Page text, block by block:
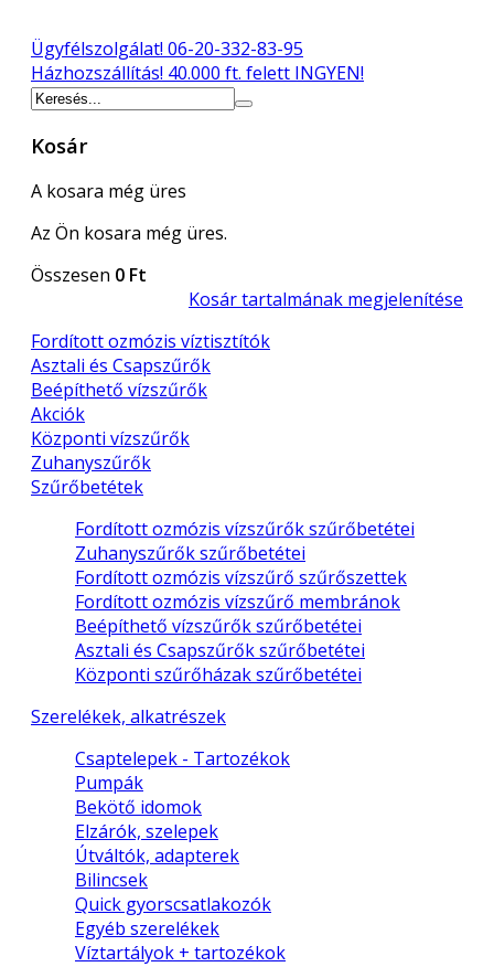
Ügyfélszolgálat! 06-20-332-83-95
Házhozszállítás! 40.000 ft. felett INGYEN!
Kosár
A kosara még üres
Az Ön kosara még üres.
Összesen 0 Ft
Kosár tartalmának megjelenítése
Fordított ozmózis víztisztítók
Asztali és Csapszűrők
Beépíthető vízszűrők
Akciók
Központi vízszűrők
Zuhanyszűrők
Szűrőbetétek
Fordított ozmózis vízszűrők szűrőbetétei
Zuhanyszűrők szűrőbetétei
Fordított ozmózis vízszűrő szűrőszettek
Fordított ozmózis vízszűrő membránok
Beépíthető vízszűrők szűrőbetétei
Asztali és Csapszűrők szűrőbetétei
Központi szűrőházak szűrőbetétei
Szerelékek, alkatrészek
Csaptelepek - Tartozékok
Pumpák
Bekötő idomok
Elzárók, szelepek
Útváltók, adapterek
Bilincsek
Quick gyorscsatlakozók
Egyéb szerelékek
Víztartályok + tartozékok